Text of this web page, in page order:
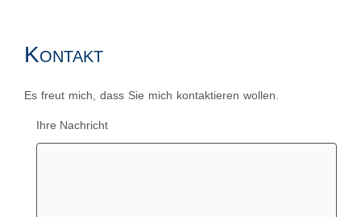
Kontakt
Es freut mich, dass Sie mich kontaktieren wollen.
Ihre Nachricht